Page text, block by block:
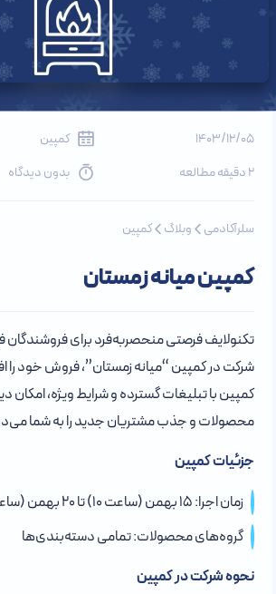
1403/12/05
کمپین
2 دقیقه مطالعه
بدون دیدگاه
سلرآکادمی وبلاگ کمپین
کمپین میانه زمستان
تکنولایف فرصتی منحصربه‌فرد برای فروشندگان
شرکت در کمپین “میانه زمستان”، فروش خود را
کمپین با تبلیغات گسترده و شرایط ویژه، امکان
محصولات و جذب مشتریان جدید را به شما
جزئیات کمپین
زمان اجرا: ۱۵ بهمن (ساعت ۱۰) تا ۲۰ بهمن (ساعت ۱۲)
گروه‌های محصولات: تمامی دسته‌بندی‌ها
نحوه شرکت در کمپین